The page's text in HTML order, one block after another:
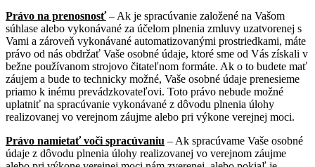
Právo na prenosnosť– Ak je spracúvanie založené na Vašom
súhlase alebo vykonávané za účelom plnenia zmluvy uzatvorenej s
Vami a zároveň vykonávané automatizovanými prostriedkami, máte
právo od nás obdržať Vaše osobné údaje, ktoré sme od Vás získali v
bežne používanom strojovo čitateľnom formáte. Ak o to budete mať
záujem a bude to technicky možné, Vaše osobné údaje prenesieme
priamo k inému prevádzkovateľovi. Toto právo nebude možné
uplatniť na spracúvanie vykonávané z dôvodu plnenia úlohy
realizovanej vo verejnom záujme alebo pri výkone verejnej moci.
Právo namietať voči spracúvaniu – Ak spracúvame Vaše osobné
údaje z dôvodu plnenia úlohy realizovanej vo verejnom záujme